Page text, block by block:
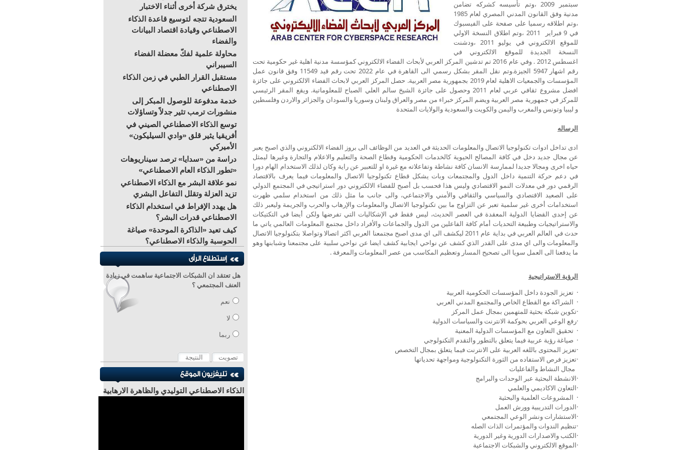
سبتمبر 2009 ،وتم تأسيسه كشركه تضامن
مدنية وفق القانون المدني المصري لعام 1985
،وتم اطلاقه رسميا على صفحة على الفيسبوك
في 9 فبراير 2011 ،وتم اطلاق النسخة الاولي
للموقع الالكتروني في يوليو 2011 ،ودشنت
النسخة الجديدة للموقع الالكتروني في
اغسطس 2012 . وفي عام 2016 تم تدشين المركز العربي لأبحاث الفضاء الالكتروني كمؤسسة مدنية اهلية غير حكومية تحت
رقم اشهار 5947 الجيزة.وتم نقل المقر بشكل رسمي الى القاهرة في عام 2022 تحت رقم قيد 11549 وفق قانون عمل
المؤسسات والجمعيات الاهلية لعام 2019 بجمهورية مصر العربية. حصل المركز العربي لابحاث الفضاء الالكتروني على جائزة
افضل مشروع ثقافي عربي لعام 2011 وحصول على جائزة الشيخ سالم العلي الصباح للمعلوماتية. ويقع المقر الرئيسي
للمركز في جمهورية مصر العربية ويضم المركز خبراء من مصر والعراق ولبنان وسوريا والسودان والجزائر والاردن وفلسطين
و ليبيا وتونس والمغرب واليمن والكويت والسعودية والولايات المتحدة
الرساله
ادى تداخل ادوات تكنولوجيا الاتصال والمعلومات الحديثة في العديد من الوظائف الى بروز الفضاء الالكتروني والذي اصبح يعبر
عن مجال جديد دخل في كافة المصالح الحيوية كالخدمات الحكومية وقطاع الصحة والتعليم والاعلام والتجارة وغيرها ليمثل
حياه اخرى ومجالا جديدا لممارسة الانسان كافة نشاطة وتفاعلاته مع غيرة او للتعبير عن راية وكان لذلك الاستخدام الهام دورا
في دعم حركة التنمية داخل الدول والمجتمعات وبات يشكل قطاع تكنولوجيا الاتصال والمعلومات فيما يعرف بالاقتصاد
الرقمي دور في معدلات النمو الاقتصادي وليس هذا فحسب بل أصبح للفضاء الالكتروني دور استراتيجي في المجتمع الدولي
على الصعيد الاقتصادي والسياسي والثقافي والأمني والاجتماعي، والى جانب ما مثل ذلك من استخدام سلمي ظهرت
استخدامات أخرى غير سلمية تعبر عن التزاوج ما بين تكنولوجيا الاتصال والمعلومات والإرهاب والحرب والجريمة وليعبر ذلك
عن إحدى القضايا الدولية المعقدة في العصر الحديث، ليس فقط في الإشكاليات التي تفرضها ولكن أيضا في التكتيكات
والاستراتيجيات وطبيعة التحديات أمام كافة الفاعلين من الدول والجماعات والأفراد داخل مجتمع المعلومات العالمي ياتي ما
حدث في العالم العربي في بداية عام 2011 ليكشف الى اي مدى اصبح مجتمعنا العربي اكثر اتصالا وتواصلا بتكنولوجيا الاتصال
والمعلومات والى اي مدى على القدر الذي كشف عن نواحي ايجابية كشف ايضا عن نواحي سلبية على مجتمعنا وشبابنها وهو
ما يدفعنا الى العمل سويا الى تصحيح المسار وتعظيم المكاسب من عصر المعلومات والمعرفة .
الرؤية الاستراتيجية
· تعزيز الجودة داخل المؤسسات الحكومية العربية
· الشراكة مع القطاع الخاص والمجتمع المدني العربي
·تكوين شبكة بحثية للمتهمين بمجال عمل المركز
·رفع الوعي العربي بحوكمة الانترنت والسياسات الدولية
· تحقيق التعاون مع المؤسسات الدولية المعنية
· صياغة رؤية عربية فيما يتعلق بالتطور والتقدم التكنولوجي
·تعزيز المحتوى باللغه العربية على الانترنت فيما يتعلق بمجال التخصص
·تعزيز فرص الاستفاده من الثورة التكنولوجية ومواجهة تحدياتها
مجال النشاط والفاعليات
·الانشطة البحثية عبر الوحدات والبرامج
·التعاون الاكاديمي والعلمي
· المشروعات العلمية والبحثية
·الدورات التدريبية وورش العمل
·الاستشارات ونشر الوعي المجتمعي
·تنظيم الندوات والمؤتمرات الذات الصله
·الكتب والاصدارات الدورية وغير الدورية
·الموقع الالكتروني والشبكات الاجتماعية
يخترق شركة أخرى أثناء الاختبار
السعودية تتجه لتوسيع قاعدة الذكاء
الاصطناعي وقيادة اقتصاد البيانات
والفضاء
محاولة علمية لفكّ معضلة الفضاء
السيبراني
مستقبل القرار الطبي في زمن الذكاء
الاصطناعي
خدمة مدفوعة للوصول المبكر إلى
منشورات ترمب تثير جدلاً وتساؤلات
توسع الذكاء الاصطناعي الصيني في
أفريقيا يثير قلق «وادي السيليكون»
الأميركي
دراسة من «سدايا» ترصد سيناريوهات
«تطور الذكاء العام الاصطناعي»
نمو علاقة البشر مع الذكاء الاصطناعي
تزيد العزلة وتقلل التفاعل البشري
هل يهدد الإفراط في استخدام الذكاء
الاصطناعي قدرات البشر؟
كيف تعيد «الذاكرة الموحدة» صياغة
الحوسبة والذكاء الاصطناعي؟
هل تعتقد ان الشبكات الاجتماعية ساهمت في زيادة
العنف المجتمعي ؟
نعم
لا
ربما
الذكاء الاصطناعي التوليدي والظاهرة الارهابية